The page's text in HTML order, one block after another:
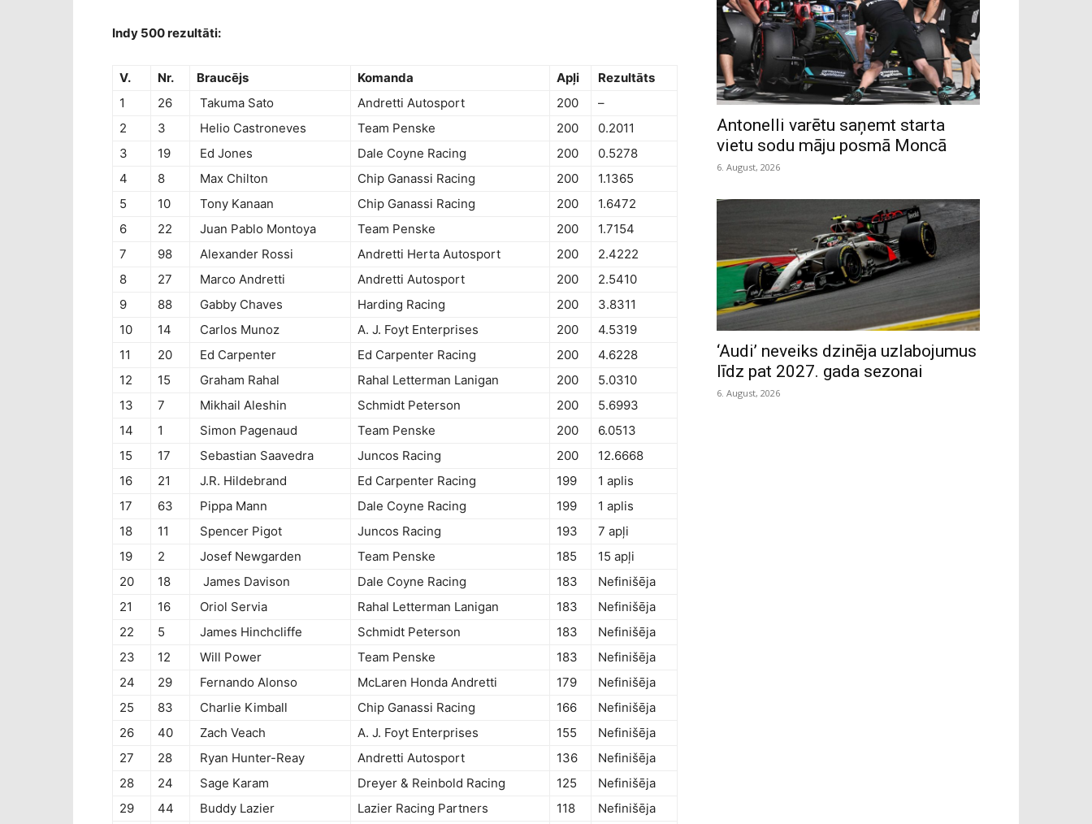
Indy 500 rezultāti:
V. Nr. Braucējs Komanda Apļi
Rezultāts
1
26 Takuma Sato Andretti Autosport 200
–
2
3 Helio Castroneves Team Penske 200
0.2011
3
19 Ed Jones Dale Coyne Racing 200
0.5278
4
8 Max Chilton Chip Ganassi Racing 200
1.1365
5
10 Tony Kanaan Chip Ganassi Racing 200
1.6472
6
22 Juan Pablo Montoya Team Penske 200
1.7154
7
98 Alexander Rossi Andretti Herta Autosport 200
2.4222
8
27 Marco Andretti Andretti Autosport 200
2.5410
9
88 Gabby Chaves Harding Racing 200
3.8311
10
14 Carlos Munoz A. J. Foyt Enterprises 200
4.5319
11
20 Ed Carpenter Ed Carpenter Racing 200
4.6228
12
15 Graham Rahal Rahal Letterman Lanigan 200
5.0310
13
7 Mikhail Aleshin Schmidt Peterson 200
5.6993
14
1 Simon Pagenaud Team Penske 200
6.0513
15
17 Sebastian Saavedra Juncos Racing 200
12.6668
16
21 J.R. Hildebrand Ed Carpenter Racing 199
1 aplis
17
63 Pippa Mann Dale Coyne Racing 199
1 aplis
18
11 Spencer Pigot Juncos Racing 193
7 apļi
19
2 Josef Newgarden Team Penske 185
15 apļi
20
18 James Davison Dale Coyne Racing 183
Nefinišēja
21
16 Oriol Servia Rahal Letterman Lanigan 183
Nefinišēja
22
5 James Hinchcliffe Schmidt Peterson 183
Nefinišēja
23
12 Will Power Team Penske 183
Nefinišēja
24
29 Fernando Alonso McLaren Honda Andretti 179
Nefinišēja
25
83 Charlie Kimball Chip Ganassi Racing 166
Nefinišēja
26
40 Zach Veach A. J. Foyt Enterprises 155
Nefinišēja
27
28 Ryan Hunter-Reay Andretti Autosport 136
Nefinišēja
28
24 Sage Karam Dreyer & Reinbold Racing 125
Nefinišēja
29
44 Buddy Lazier Lazier Racing Partners 118 Nefinišēja
Antonelli varētu saņemt starta
vietu sodu māju posmā Moncā
6. August, 2026
‘Audi’ neveiks dzinēja uzlabojumus
līdz pat 2027. gada sezonai
6. August, 2026